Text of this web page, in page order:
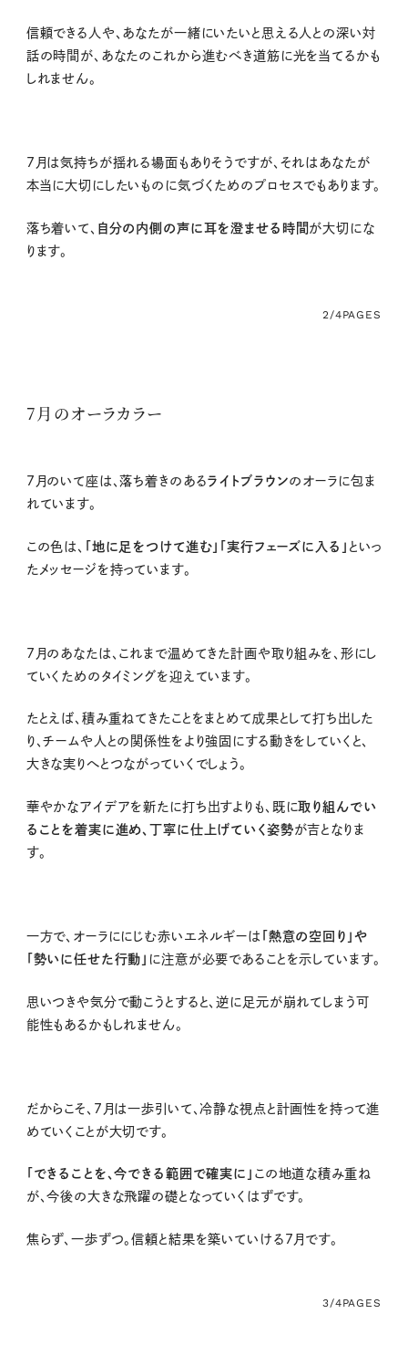
信頼できる人や、あなたが一緒にいたいと思える人との深い対
話の時間が、あなたのこれから進むべき道筋に光を当てるかも
しれません。
7月は気持ちが揺れる場面もありそうですが、それはあなたが
本当に大切にしたいものに気づくためのプロセスでもあります。
落ち着いて、 自分の内側の声に耳を澄ませる時間 が大切にな
ります。
2/4PAGES
7月のオーラカラー
7 月のいて座は、落ち着きのあるライトブラウンのオーラに包ま
れています。
この色は、 「地に足をつけて進む」「実行フェーズに入る」 といっ
たメッセージを持っています。
7月のあなたは、これまで温めてきた計画や取り組みを、形にし
ていくためのタイミングを迎えています。
たとえば、積み重ねてきたことをまとめて成果として打ち出した
り、チームや人との関係性をより強固にする動きをしていくと、
大きな実りへとつながっていくでしょう。
華やかなアイデアを新たに打ち出すよりも、既に取り組んでい
ることを着実に進め、丁寧に仕上げていく姿勢が吉となりま
す。
一方で、オーラににじむ赤いエネルギーは
「熱意の空回り」や
「勢いに任せた行動」 に注意が必要であることを示しています。
思いつきや気分で動こうとすると、逆に足元が崩れてしまう可
能性もあるかもしれません。
だからこそ、7月は一歩引いて、冷静な視点と計画性を持って進
めていくことが大切です。
「できることを、今できる範囲で確実に」 この地道な積み重ね
が、今後の大きな飛躍の礎となっていくはずです。
焦らず、一歩ずつ。信頼と結果を築いていける 7 月です。
3/4PAGES